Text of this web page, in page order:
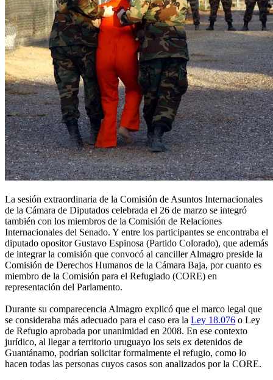
La sesión extraordinaria de la Comisión de Asuntos Internacionales
de la Cámara de Diputados celebrada el 26 de marzo se integró
también con los miembros de la Comisión de Relaciones
Internacionales del Senado. Y entre los participantes se encontraba el
diputado opositor Gustavo Espinosa (Partido Colorado), que además
de integrar la comisión que convocó al canciller Almagro preside la
Comisión de Derechos Humanos de la Cámara Baja, por cuanto es
miembro de la Comisión para el Refugiado (CORE) en
representación del Parlamento.
Durante su comparecencia Almagro explicó que el marco legal que
se consideraba más adecuado para el caso era la Ley 18.076 o Ley
de Refugio aprobada por unanimidad en 2008. En ese contexto
jurídico, al llegar a territorio uruguayo los seis ex detenidos de
Guantánamo, podrían solicitar formalmente el refugio, como lo
hacen todas las personas cuyos casos son analizados por la CORE.